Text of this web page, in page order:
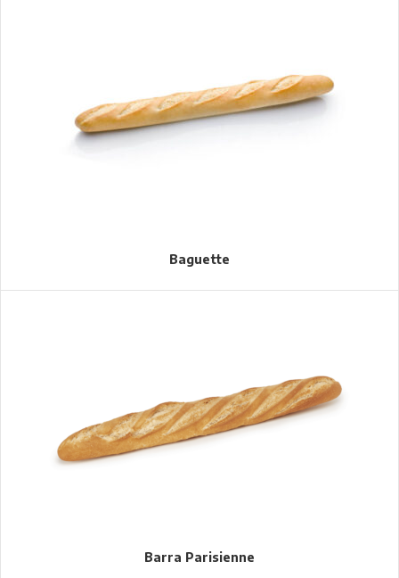
Baguette
Barra Parisienne